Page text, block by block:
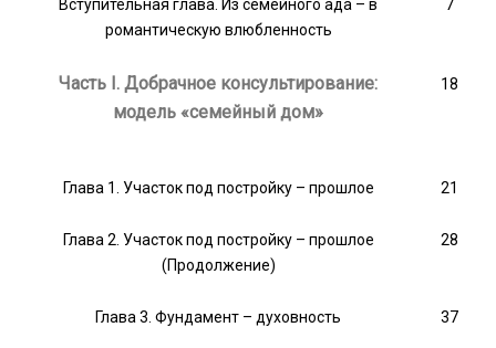
Вступительная глава. Из семейного ада – в
романтическую влюбленность
7
Часть I. Добрачное консультирование:
модель «семейный дом»
18
Глава 1. Участок под постройку – прошлое 21
Глава 2. Участок под постройку – прошлое
(Продолжение)
28
Глава 3. Фундамент – духовность 37